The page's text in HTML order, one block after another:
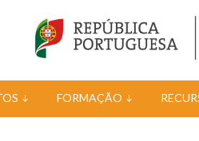
FORMAÇÃO